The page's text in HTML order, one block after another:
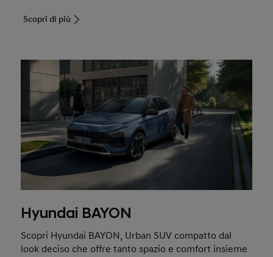
Scopri di più
Hyundai BAYON
Scopri Hyundai BAYON, Urban SUV compatto dal
look deciso che offre tanto spazio e comfort insieme